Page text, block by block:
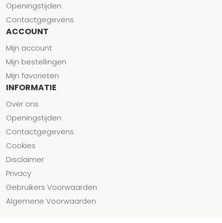
Openingstijden
Contactgegevens
ACCOUNT
Mijn account
Mijn bestellingen
Mijn favorieten
INFORMATIE
Over ons
Openingstijden
Contactgegevens
Cookies
Disclaimer
Privacy
Gebruikers Voorwaarden
Algemene Voorwaarden